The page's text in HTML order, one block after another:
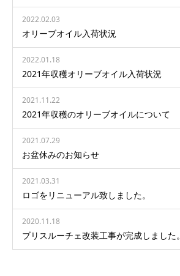
2022.02.03
オリーブオイル入荷状況
2022.01.18
2021年収穫オリーブオイル入荷状況
2021.11.22
2021年収穫のオリーブオイルについて
2021.07.29
お盆休みのお知らせ
2021.03.31
ロゴをリニューアル致しました。
2020.11.18
ブリスルーチェ改装工事が完成しました。